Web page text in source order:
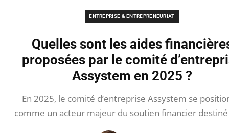
ENTREPRISE & ENTREPRENEURIAT
Quelles sont les aides
proposées par le comité
Assystem en 2025 ?
En 2025, le comité d’entreprise Assystem se
comme un acteur majeur du soutien financier destiné